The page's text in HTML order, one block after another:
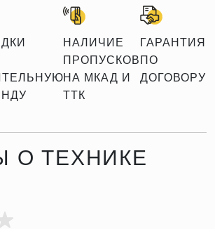
НАЛИЧИЕ
ПРОПУСКОВ
НА МКАД И
ТТК
ГАРАНТИЯ
ПО
ДОГОВОРУ
О ТЕХНИКЕ